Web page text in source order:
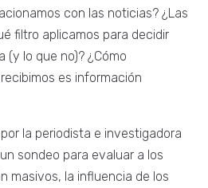
con las noticias? ¿Las
filtro aplicamos para decidir
(y lo que no)? ¿Cómo
es información
la periodista e investigadora
sondeo para evaluar a los
masivos, la influencia de los